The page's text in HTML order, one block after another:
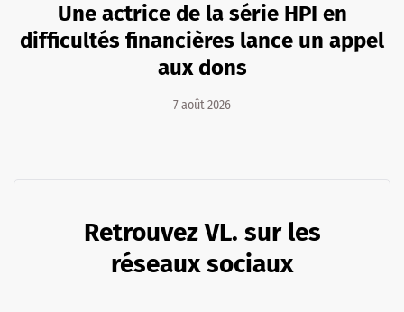
Une actrice de la série HPI en
difficultés financières lance un appel
aux dons
7 août 2026
Retrouvez VL. sur les
réseaux sociaux